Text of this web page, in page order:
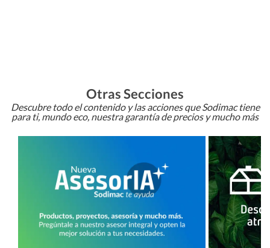
Otras Secciones
Descubre todo el contenido y las acciones que Sodimac tiene
para ti, mundo eco, nuestra garantía de precios y mucho más